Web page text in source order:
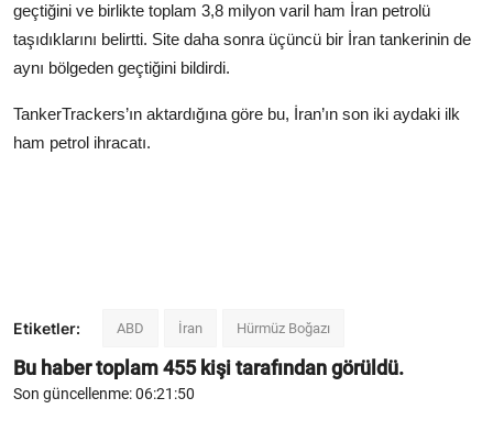
geçtiğini ve birlikte toplam 3,8 milyon varil ham İran petrolü
taşıdıklarını belirtti. Site daha sonra üçüncü bir İran tankerinin de
aynı bölgeden geçtiğini bildirdi.
TankerTrackers’ın aktardığına göre bu, İran’ın son iki aydaki ilk
ham petrol ihracatı.
Etiketler: ABD İran Hürmüz Boğazı
Bu haber toplam455kişi tarafından görüldü.
Son güncellenme: 06:21:50